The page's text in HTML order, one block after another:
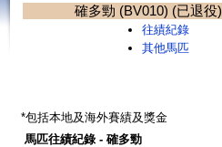
確多勁 (BV010) (已退役)
往績紀錄
其他馬匹
*包括本地及海外賽績及獎金
馬匹往績紀錄 - 確多勁